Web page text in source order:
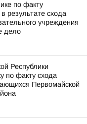
по факту
результате схода
учреждения
дело
Республики
по факту схода
Первомайской